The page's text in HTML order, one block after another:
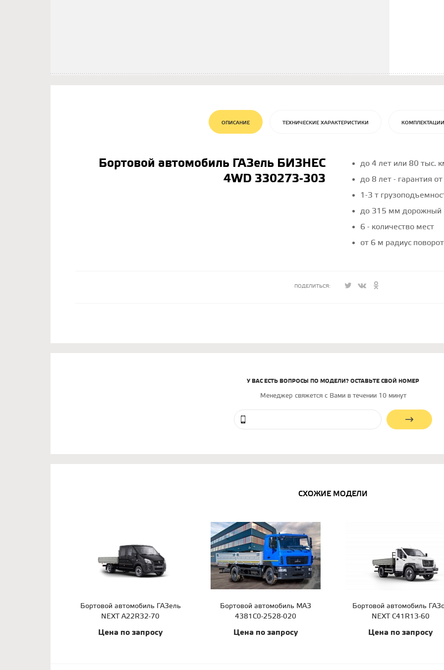
ОПИСАНИЕ ТЕХНИЧЕСКИЕ ХАРАКТЕРИСТИКИ КОМПЛЕКТАЦИИ
Бортовой автомобиль ГАЗель БИЗНЕС
4WD 330273-303
до 4 лет или 80 тыс.
до 8 лет - гарантия
1-3 т
до 315 мм дорожный
6 - количество мест
от 6 м радиус
ПОДЕЛИТЬСЯ:
У ВАС ЕСТЬ ВОПРОСЫ ПО МОДЕЛИ? ОСТАВЬТЕ СВОЙ НОМЕР
Менеджер свяжется с Вами в течении 10 минут
СХОЖИЕ МОДЕЛИ
Бортовой автомобиль ГАЗель
NEXT A22R32-70
Цена по запросу
Бортовой автомобиль МАЗ
4381С0-2528-020
Цена по запросу
Бортовой автомобиль
NEXT C41R13-60
Цена по запросу